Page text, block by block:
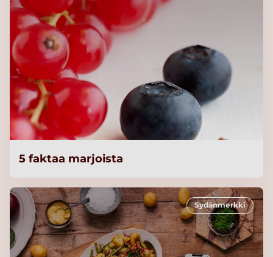
5 faktaa marjoista
Sydänmerkki